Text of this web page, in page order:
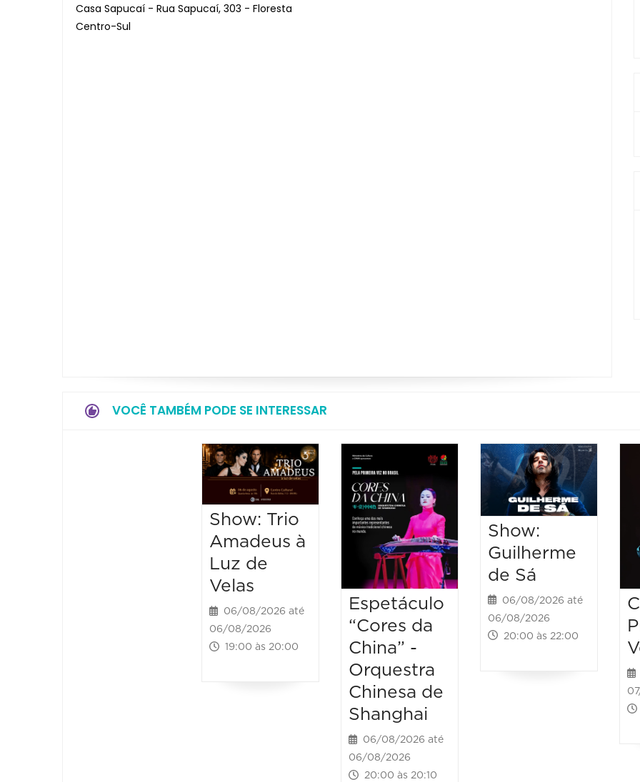
Casa Sapucaí - Rua Sapucaí, 303 - Floresta
Centro-Sul
VOCÊ TAMBÉM PODE SE INTERESSAR
Show: Trio
Amadeus à
Luz de
Velas
06/08/2026 até
06/08/2026
19:00 às 20:00
Espetáculo
“Cores da
China” -
Orquestra
Chinesa de
Shanghai
06/08/2026 até
06/08/2026
20:00 às 20:10
Show:
Guilherme
de Sá
06/08/2026 até
06/08/2026
20:00 às 22:00